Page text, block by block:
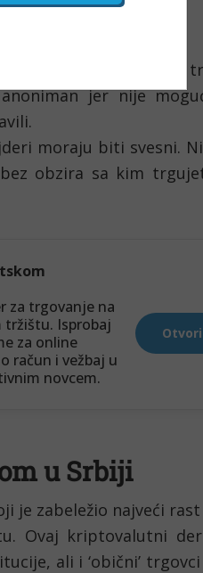
a ko ne.
svako može da vidi
jer nije
moraju biti svesni.
obzira sa kim
u Srbiji
je zabeležio najveći
Ovaj kriptovalutni
ali i ‘obični’